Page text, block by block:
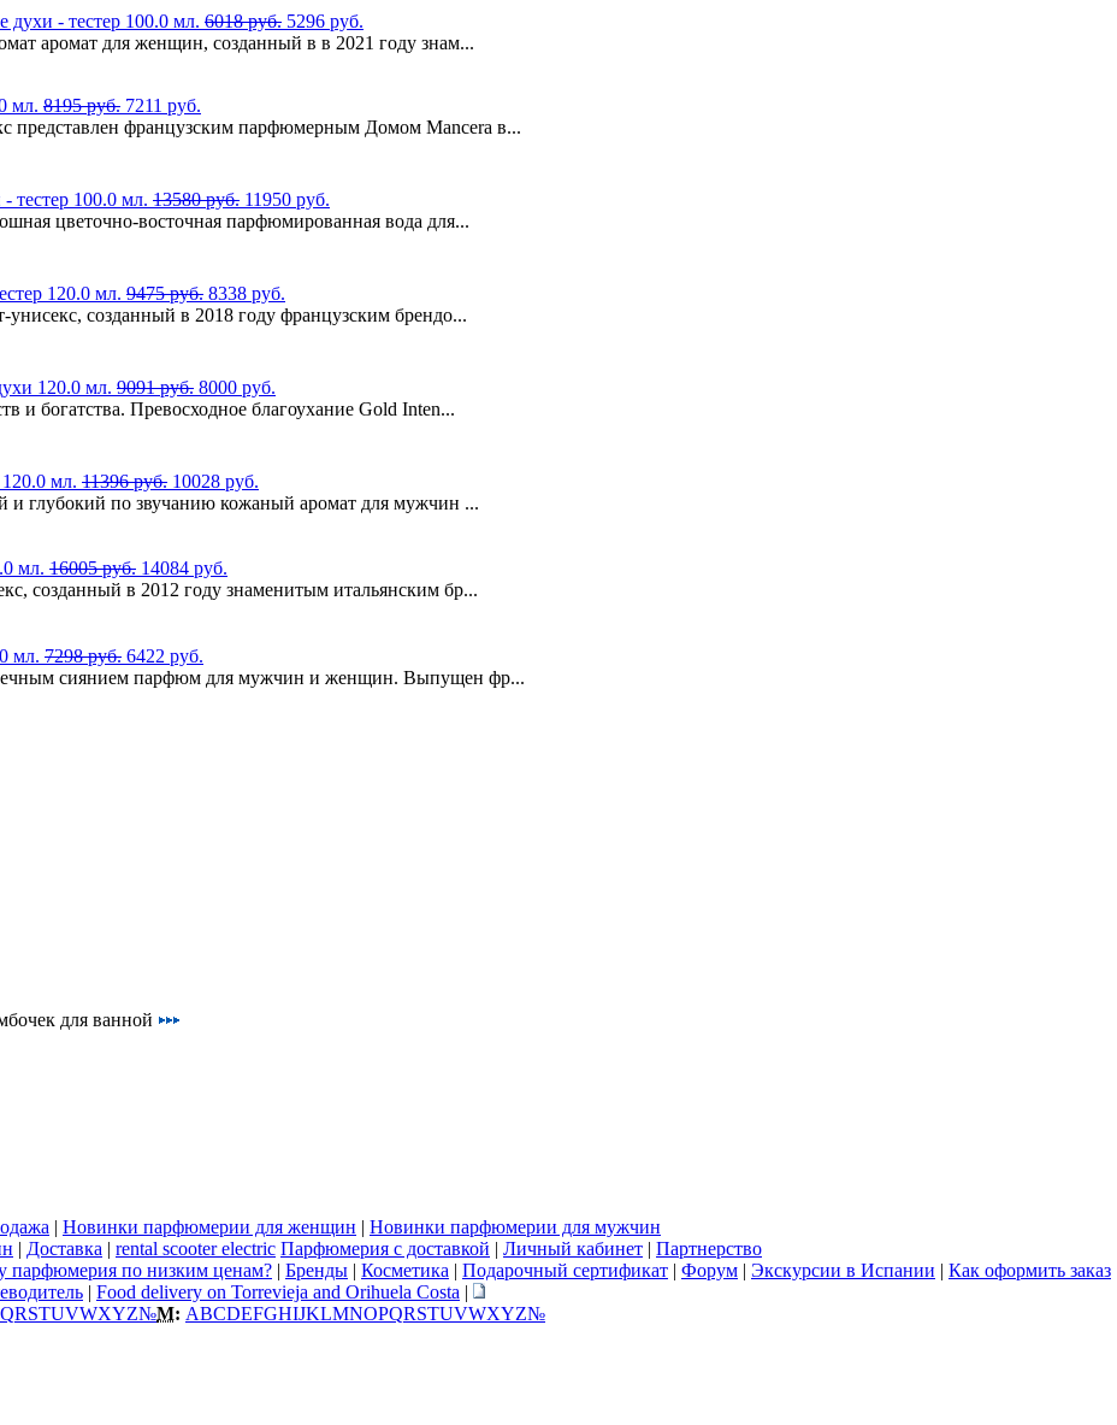
духи - тестер 100.0 мл. 6018 руб. 5296 руб.
аромат для женщин, созданный в в 2021 году знам...
мл. 8195 руб. 7211 руб.
представлен французским парфюмерным Домом Mancera в...
тестер 100.0 мл. 13580 руб. 11950 руб.
цветочно-восточная парфюмированная вода для...
120.0 мл. 9475 руб. 8338 руб.
созданный в 2018 году французским брендо...
120.0 мл. 9091 руб. 8000 руб.
и богатства. Превосходное благоухание Gold Inten...
мл. 11396 руб. 10028 руб.
и глубокий по звучанию кожаный аромат для мужчин ...
мл. 16005 руб. 14084 руб.
созданный в 2012 году знаменитым итальянским бр...
мл. 7298 руб. 6422 руб.
сиянием парфюм для мужчин и женщин. Выпущен фр...
для ванной
| Новинки парфюмерии для женщин | Новинки парфюмерии для мужчин
| Доставка | rental scooter electric Парфюмерия с доставкой | Личный кабинет | Партнерство
парфюмерия по низким ценам? | Бренды | Косметика | Подарочный сертификат | Форум | Экскурсии в Испании | Как оформить заказ
| Food delivery on Torrevieja and Orihuela Costa |
QRSTUVWXYZ№М: ABCDEFGHIJKLMNOPQRSTUVWXYZ№